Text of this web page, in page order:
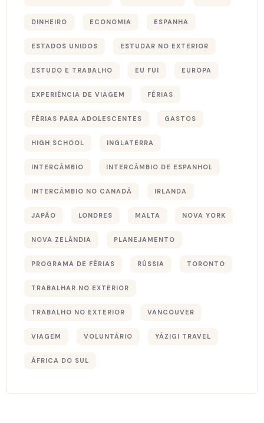
DINHEIRO ECONOMIA ESPANHA
ESTADOS UNIDOS ESTUDAR NO EXTERIOR
ESTUDO E TRABALHO EU FUI EUROPA
EXPERIÊNCIA DE VIAGEM FÉRIAS
FÉRIAS PARA ADOLESCENTES GASTOS
HIGH SCHOOL INGLATERRA
INTERCÂMBIO INTERCÂMBIO DE ESPANHOL
INTERCÂMBIO NO CANADÁ IRLANDA
JAPÃO LONDRES MALTA NOVA YORK
NOVA ZELÂNDIA PLANEJAMENTO
PROGRAMA DE FÉRIAS RÚSSIA TORONTO
TRABALHAR NO EXTERIOR
TRABALHO NO EXTERIOR VANCOUVER
VIAGEM VOLUNTÁRIO YÁZIGI TRAVEL
ÁFRICA DO SUL